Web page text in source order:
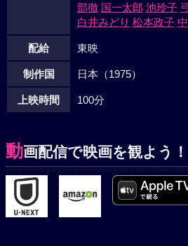
部徹 国一太郎 池玲子
白井みどり 松本政子
配給 東映
制作国 日本（1975）
上映時間 100分
動画配信で映画を観よう！